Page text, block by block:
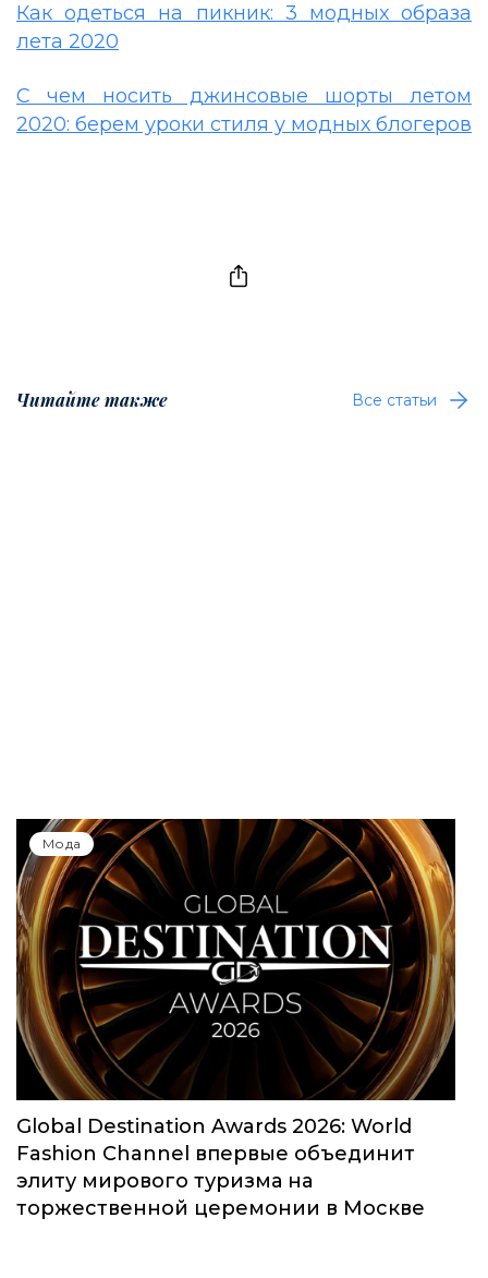
Как одеться на пикник: 3 модных образа
лета 2020
С чем носить джинсовые шорты летом
2020: берем уроки стиля у модных блогеров
Читайте также Все статьи
Мода
Global Destination Awards 2026: World
Fashion Channel впервые объединит
элиту мирового туризма на
торжественной церемонии в Москве